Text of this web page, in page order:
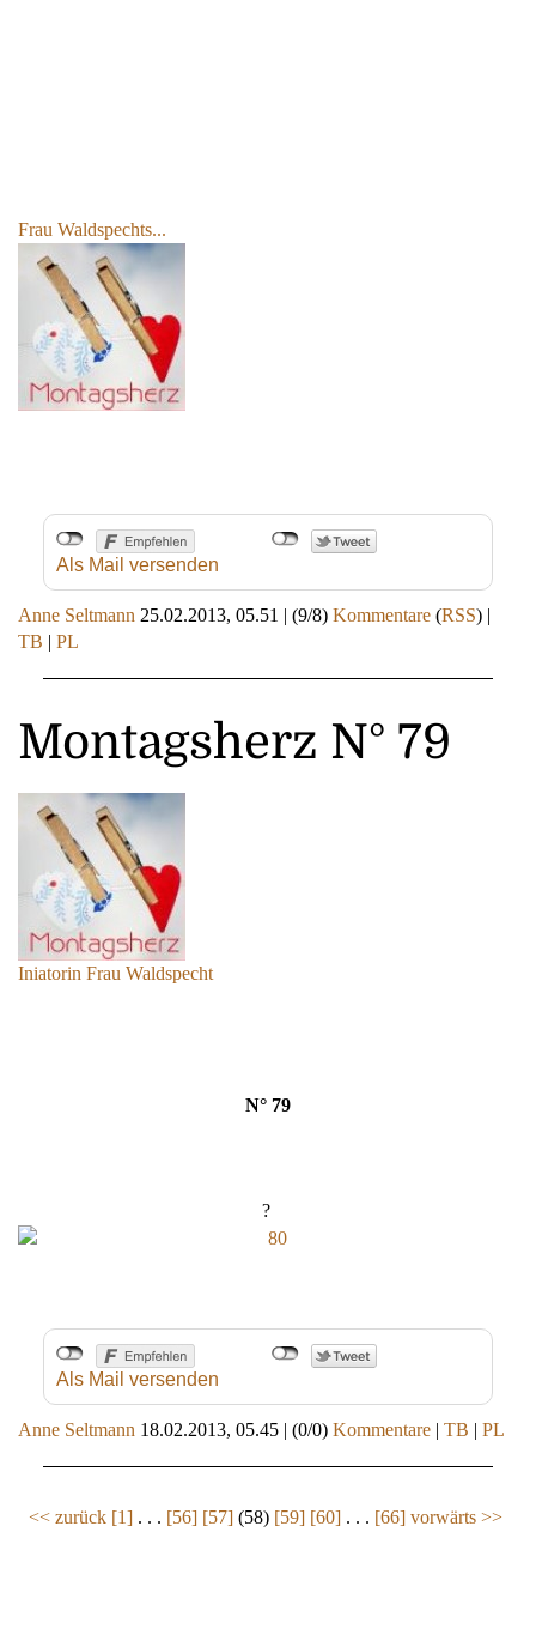
Frau Waldspechts...
Als Mail versenden
Anne Seltmann 25.02.2013, 05.51 | (9/8) Kommentare (RSS) |
TB | PL
Montagsherz N° 79
Iniatorin Frau Waldspecht
N° 79
?
Als Mail versenden
Anne Seltmann 18.02.2013, 05.45 | (0/0) Kommentare | TB | PL
<< zurück [1] . . . [56] [57] (58) [59] [60] . . . [66] vorwärts >>